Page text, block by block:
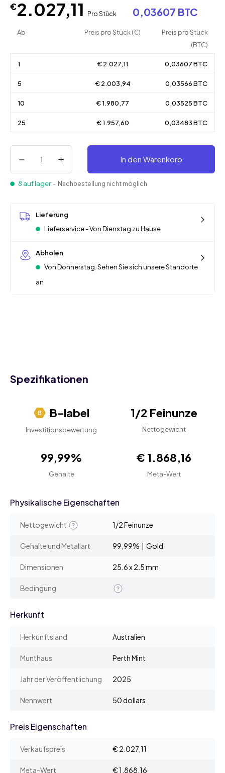
€2.027,11 Pro Stück 0,03607 BTC
Ab Preis pro Stück (€)
Preis pro Stück
(BTC)
1 € 2.027,11 0,03607 BTC
5 € 2.003,94 0,03566 BTC
10 € 1.980,77 0,03525 BTC
25 € 1.957,60 0,03483 BTC
In den Warenkorb
8 auf lager - Nachbestellung nicht möglich
Lieferung
Lieferservice - Von Dienstag zu Hause
Abholen
Von Donnerstag. Sehen Sie sich unsere Standorte
an
Spezifikationen
B-label
Investitionsbewertung
1/2 Feinunze
Nettogewicht
99,99%
Gehalte
€ 1.868,16
Meta-Wert
Physikalische Eigenschaften
Nettogewicht 1/2 Feinunze
Gehalte und Metallart 99,99% | Gold
Dimensionen 25.6 x 2.5 mm
Bedingung
Herkunft
Herkunftsland Australien
Munthaus Perth Mint
Jahr der Veröffentlichung 2025
Nennwert 50 dollars
Preis Eigenschaften
Verkaufspreis € 2.027,11
Meta-Wert € 1.868,16